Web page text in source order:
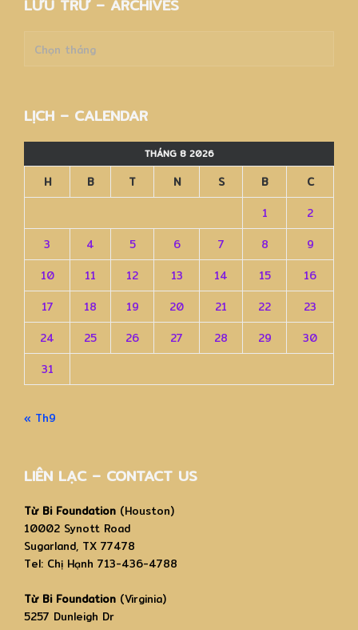
LƯU TRỮ – ARCHIVES
trữ
LỊCH – CALENDAR
THÁNG 8 2026
H B T N S B
C
1
2
3
4 5 6 7 8
9
10
11 12 13 14 15
16
17
18 19 20 21 22
23
24
25 26 27 28 29
30
31
« Th9
LIÊN LẠC – CONTACT US
Từ Bi Foundation (Houston)
10002 Synott Road
Sugarland, TX 77478
Tel: Chị Hạnh 713-436-4788
Từ Bi Foundation (Virginia)
5257 Dunleigh Dr